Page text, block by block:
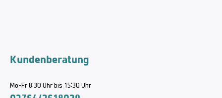
Kundenberatung
Mo-Fr 8:30 Uhr bis 15:30 Uhr